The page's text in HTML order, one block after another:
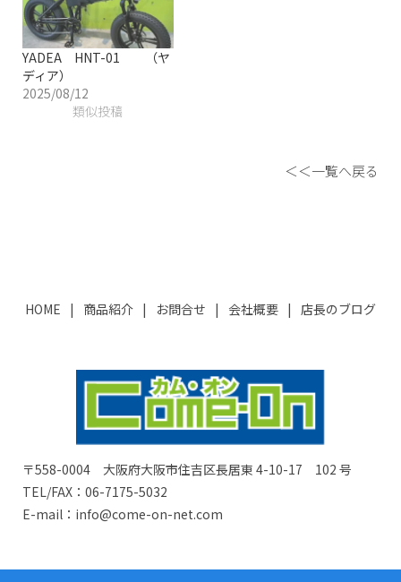
YADEA HNT-01 （ヤ
ディア）
2025/08/12
類似投稿
＜＜一覧へ戻る
HOME 商品紹介 お問合せ 会社概要 店長のブログ
〒558-0004 大阪府大阪市住吉区長居東 4-10-17 102 号
TEL/FAX：06-7175-5032
E-mail：info@come-on-net.com